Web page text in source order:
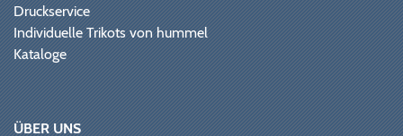
Druckservice
Individuelle Trikots von hummel
Kataloge
ÜBER UNS